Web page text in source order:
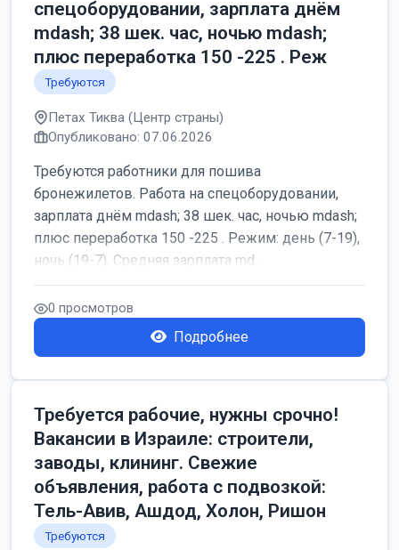
спецоборудовании, зарплата днём
mdash; 38 шек. час, ночью mdash;
плюс переработка 150 -225 . Реж
Требуются
Петах Тиква (Центр страны)
Опубликовано: 07.06.2026
Требуются работники для пошива
бронежилетов. Работа на спецоборудовании,
зарплата днём mdash; 38 шек. час, ночью mdash;
плюс переработка 150 -225 . Режим: день (7-19),
ночь (19-7). Средняя зарплата md...
0 просмотров
Подробнее
Требуется рабочие, нужны срочно!
Вакансии в Израиле: строители,
заводы, клининг. Свежие
объявления, работа с подвозкой:
Тель-Авив, Ашдод, Холон, Ришон
Требуются